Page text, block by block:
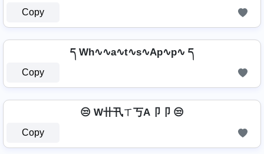
Copy
ད Wh∿∿a∿t∿s∿Ap∿p∿ ད
Copy
😒 W卄卂ㄒ丂A卩卩 😒
Copy